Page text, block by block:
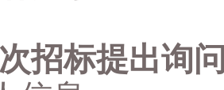
招标提出询